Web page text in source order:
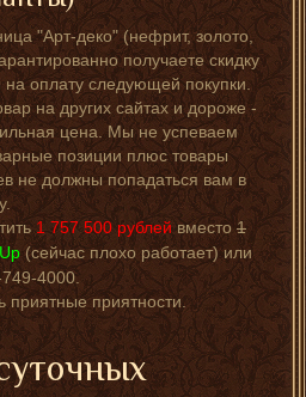
"Арт-деко" (нефрит, золото,
получаете скидку
на оплату следующей покупки.
на других сайтах и дороже -
цена. Мы не успеваем
позиции плюс товары
не должны попадаться вам в
1 757 500 рублейвместо 1
(сейчас плохо работает) или
4000.
приятные приятности.